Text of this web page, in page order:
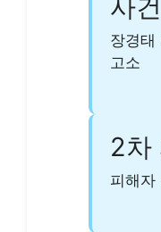
사
장경태
고소
2차
피해자